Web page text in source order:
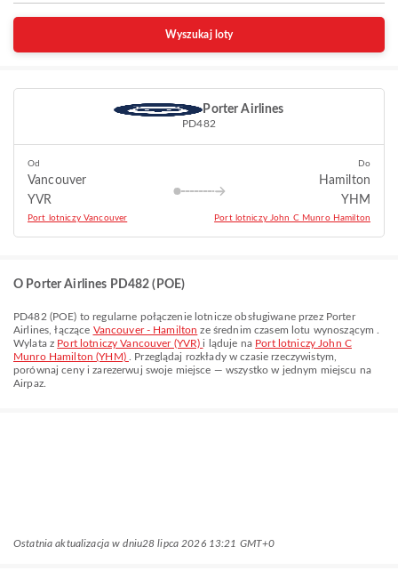
Wyszukaj loty
Porter Airlines
PD482
Od
Vancouver
YVR
Port lotniczy Vancouver
Do
Hamilton
YHM
Port lotniczy John C Munro Hamilton
O Porter Airlines PD482 (POE)
PD482 (POE) to regularne połączenie lotnicze obsługiwane przez Porter
Airlines , łączące Vancouver - Hamilton ze średnim czasem lotu wynoszącym
Wylata z Port lotniczy Vancouver (YVR)i ląduje na Port lotniczy John C
Munro Hamilton (YHM)
. Przeglądaj rozkłady w czasie rzeczywistym,
porównaj ceny i zarezerwuj swoje miejsce — wszystko w jednym miejscu na
Airpaz.
Ostatnia aktualizacja w dniu28 lipca 2026 13:21 GMT+0